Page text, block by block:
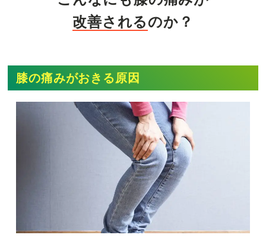
改善されるのか？
膝の痛みがおきる原因